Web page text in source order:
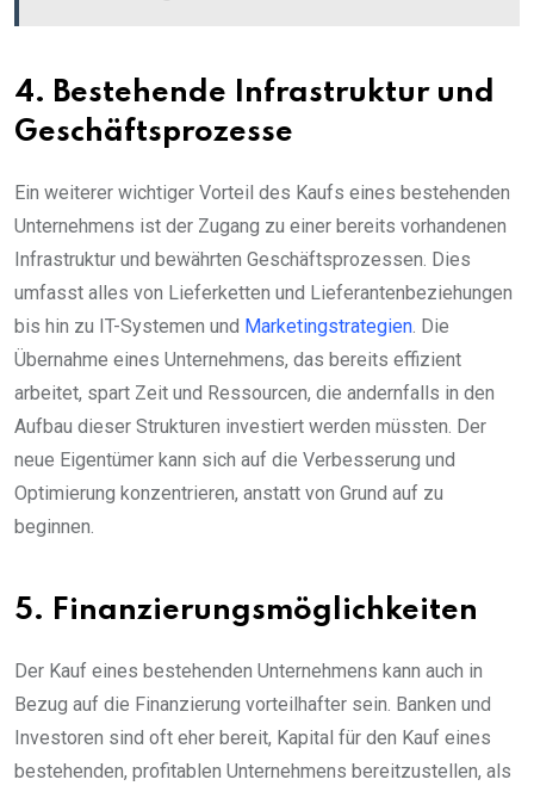
4. Bestehende Infrastruktur und
Geschäftsprozesse
Ein weiterer wichtiger Vorteil des Kaufs eines bestehenden
Unternehmens ist der Zugang zu einer bereits vorhandenen
Infrastruktur und bewährten Geschäftsprozessen. Dies
umfasst alles von Lieferketten und Lieferantenbeziehungen
bis hin zu IT-Systemen und Marketingstrategien. Die
Übernahme eines Unternehmens, das bereits effizient
arbeitet, spart Zeit und Ressourcen, die andernfalls in den
Aufbau dieser Strukturen investiert werden müssten. Der
neue Eigentümer kann sich auf die Verbesserung und
Optimierung konzentrieren, anstatt von Grund auf zu
beginnen.
5. Finanzierungsmöglichkeiten
Der Kauf eines bestehenden Unternehmens kann auch in
Bezug auf die Finanzierung vorteilhafter sein. Banken und
Investoren sind oft eher bereit, Kapital für den Kauf eines
bestehenden, profitablen Unternehmens bereitzustellen, als